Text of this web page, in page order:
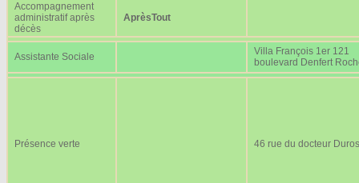
Accompagnement
administratif après
décès
AprèsTout
Assistante Sociale
Villa François 1er 121
boulevard Denfert
Présence verte 46 rue du docteur